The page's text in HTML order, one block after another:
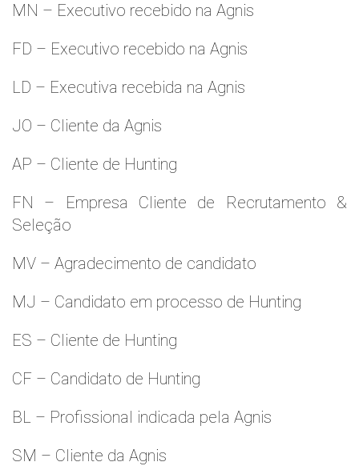
MN – Executivo recebido na Agnis
FD – Executivo recebido na Agnis
LD – Executiva recebida na Agnis
JO – Cliente da Agnis
AP – Cliente de Hunting
FN – Empresa Cliente de Recrutamento &
Seleção
MV – Agradecimento de candidato
MJ – Candidato em processo de Hunting
ES – Cliente de Hunting
CF – Candidato de Hunting
BL – Profissional indicada pela Agnis
SM – Cliente da Agnis